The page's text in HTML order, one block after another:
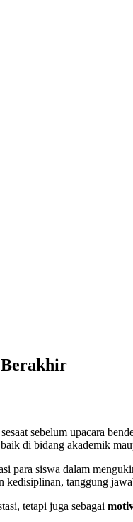
Berakhir
sebelum upacara
di bidang akademik
para siswa dalam
tanggung
tetapi juga sebagai